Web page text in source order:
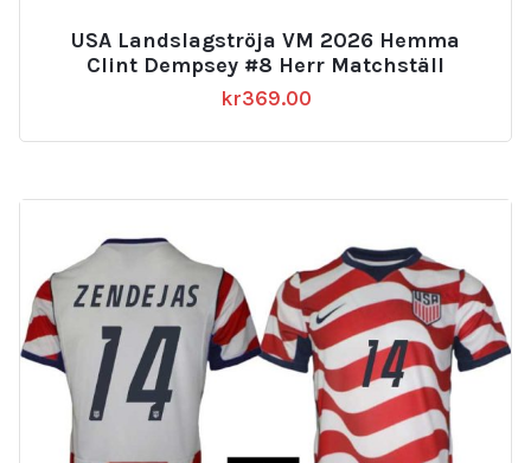
USA Landslagströja VM 2026 Hemma
Clint Dempsey #8 Herr Matchställ
kr369.00